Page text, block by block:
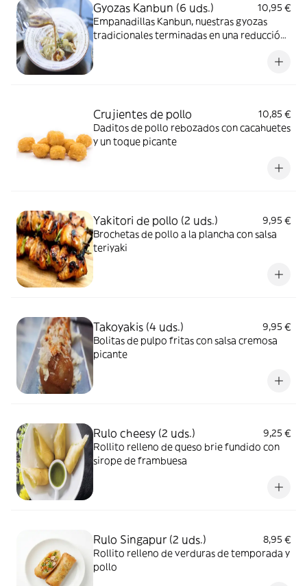
Gyozas Kanbun (6 uds.)
10,95 €
Empanadillas Kanbun, nuestras gyozas
tradicionales terminadas en una reducción
Crujientes de pollo
10,85 €
Daditos de pollo rebozados con cacahuetes
y un toque picante
Yakitori de pollo (2 uds.)
9,95 €
Brochetas de pollo a la plancha con salsa
teriyaki
Takoyakis (4 uds.)
9,95 €
Bolitas de pulpo fritas con salsa cremosa
picante
Rulo cheesy (2 uds.)
9,25 €
Rollito relleno de queso brie fundido con
sirope de frambuesa
Rulo Singapur (2 uds.)
8,95 €
Rollito relleno de verduras de temporada y
pollo